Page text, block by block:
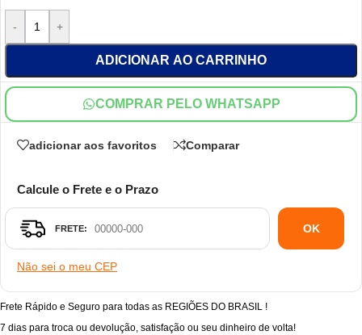
- +
ADICIONAR AO CARRINHO
COMPRAR PELO WHATSAPP
adicionar aos favoritos Comparar
Calcule o Frete e o Prazo
OK
Não sei o meu CEP
Frete Rápido e Seguro para todas as REGIÕES DO BRASIL !
7 dias para troca ou devolução, satisfação ou seu dinheiro de volta!